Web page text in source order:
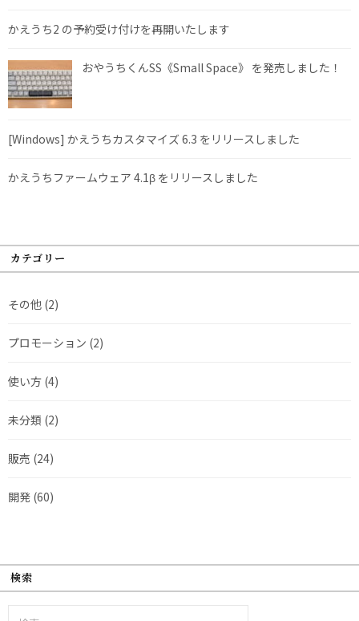
かえうち2 の予約受け付けを再開いたします
おやうちくんSS《Small Space》 を発売しました！
[Windows] かえうちカスタマイズ 6.3 をリリースしました
かえうちファームウェア 4.1β をリリースしました
カテゴリー
その他 (2)
プロモーション (2)
使い方 (4)
未分類 (2)
販売 (24)
開発 (60)
検索